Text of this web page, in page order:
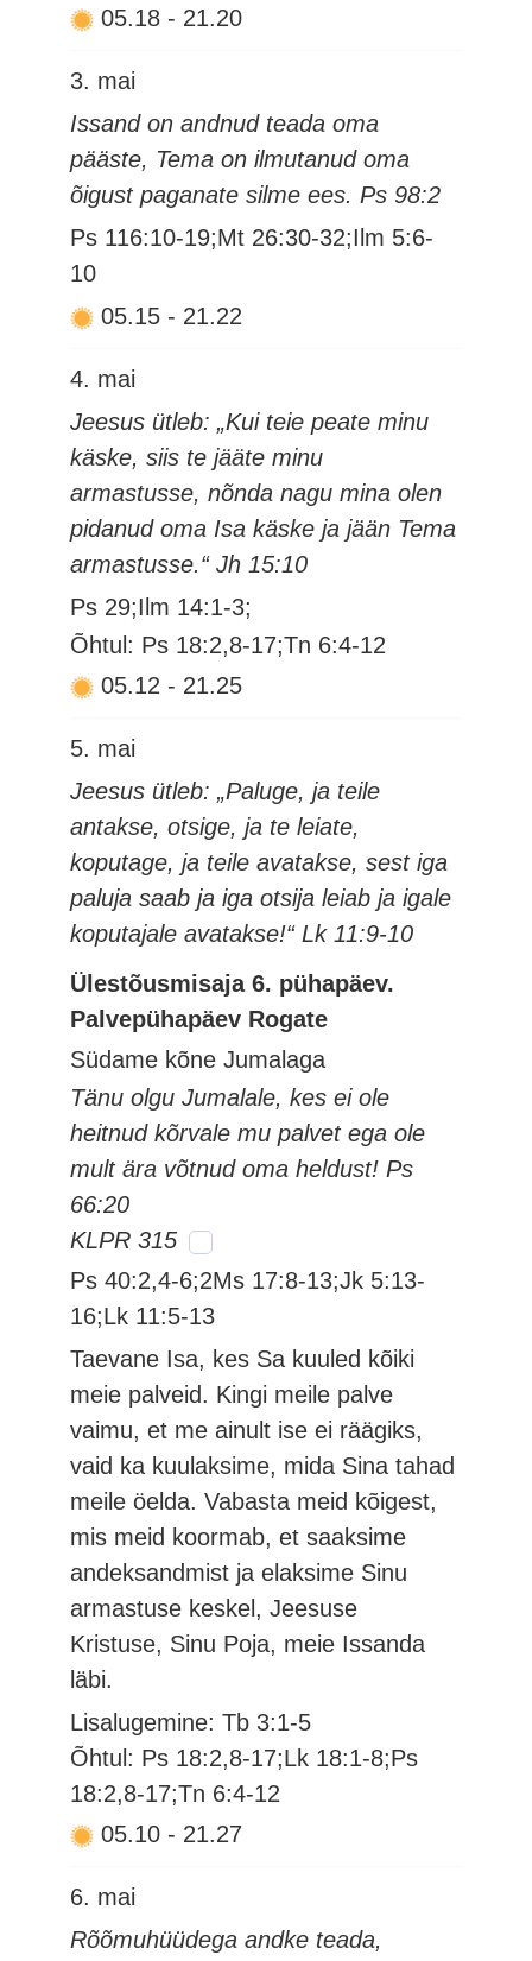
05.18 - 21.20
3. mai
Issand on andnud teada oma
pääste, Tema on ilmutanud oma
õigust paganate silme ees. Ps 98:2
Ps 116:10-19;Mt 26:30-32;Ilm 5:6-
10
05.15 - 21.22
4. mai
Jeesus ütleb: „Kui teie peate minu
käske, siis te jääte minu
armastusse, nõnda nagu mina olen
pidanud oma Isa käske ja jään Tema
armastusse.“ Jh 15:10
Ps 29;Ilm 14:1-3;
Õhtul: Ps 18:2,8-17;Tn 6:4-12
05.12 - 21.25
5. mai
Jeesus ütleb: „Paluge, ja teile
antakse, otsige, ja te leiate,
koputage, ja teile avatakse, sest iga
paluja saab ja iga otsija leiab ja igale
koputajale avatakse!“ Lk 11:9-10
Ülestõusmisaja 6. pühapäev.
Palvepühapäev Rogate
Südame kõne Jumalaga
Tänu olgu Jumalale, kes ei ole
heitnud kõrvale mu palvet ega ole
mult ära võtnud oma heldust! Ps
66:20
KLPR 315
Ps 40:2,4-6;2Ms 17:8-13;Jk 5:13-
16;Lk 11:5-13
Taevane Isa, kes Sa kuuled kõiki
meie palveid. Kingi meile palve
vaimu, et me ainult ise ei räägiks,
vaid ka kuulaksime, mida Sina tahad
meile öelda. Vabasta meid kõigest,
mis meid koormab, et saaksime
andeksandmist ja elaksime Sinu
armastuse keskel, Jeesuse
Kristuse, Sinu Poja, meie Issanda
läbi.
Lisalugemine: Tb 3:1-5
Õhtul: Ps 18:2,8-17;Lk 18:1-8;Ps
18:2,8-17;Tn 6:4-12
05.10 - 21.27
6. mai
Rõõmuhüüdega andke teada,